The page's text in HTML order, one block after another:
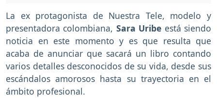
La ex protagonista de Nuestra Tele, modelo y
presentadora colombiana, Sara Uribe está siendo
noticia en este momento y es que resulta que
acaba de anunciar que sacará un libro contando
varios detalles desconocidos de su vida, desde sus
escándalos amorosos hasta su trayectoria en el
ámbito profesional.